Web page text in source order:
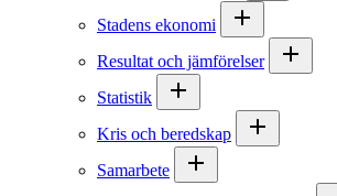
Stadens ekonomi
Resultat och jämförelser
Statistik
Kris och beredskap
Samarbete